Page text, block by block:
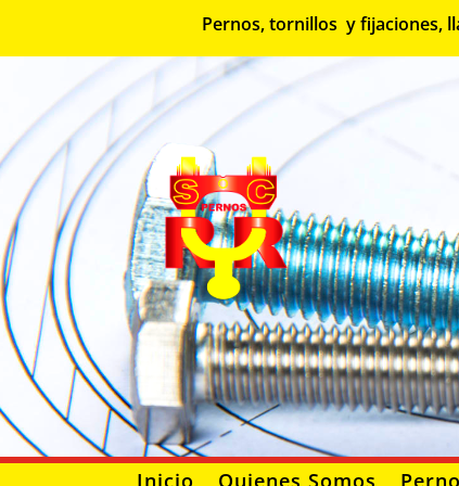
Pernos, tornillos y fijaciones,
Inicio Quienes Somos